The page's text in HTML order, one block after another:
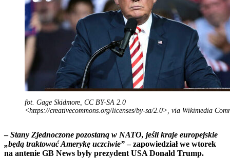
fot. Gage Skidmore, CC BY-SA 2.0
<https://creativecommons.org/licenses/by-sa/2.0>, via Wikimedia
–Stany Zjednoczone pozostaną w NATO, jeśli kraje europejskie
„będą traktować Amerykę uczciwie”– zapowiedział we wtorek
na antenie GB News były prezydent USA Donald Trump.